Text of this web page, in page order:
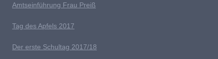
Amtseinführung Frau Preiß
Tag des Apfels 2017
Der erste Schultag 2017/18